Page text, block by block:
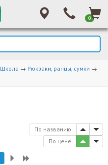
0
Школа → Рюкзаки, ранцы, сумки →
По названию
По цене